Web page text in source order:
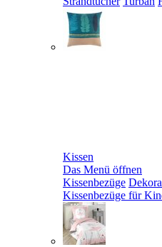
Kissen
Das Menü öffnen
Kissenbezüge
Kissenbezüge für